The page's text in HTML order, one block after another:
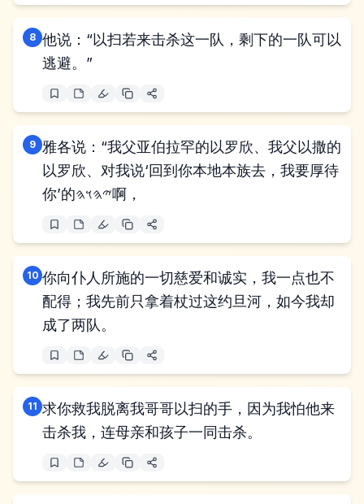
8 他说：“以扫若来击杀这一队，剩下的一队可以
逃避。”
9 雅各说：“我父亚伯拉罕的以罗欣、我父以撒的
以罗欣、对我说‘回到你本地本族去，我要厚待
你’的𐤉𐤄𐤅𐤄啊，
10 你向仆人所施的一切慈爱和诚实，我一点也不
配得；我先前只拿着杖过这约旦河，如今我却
成了两队。
11 求你救我脱离我哥哥以扫的手，因为我怕他来
击杀我，连母亲和孩子一同击杀。